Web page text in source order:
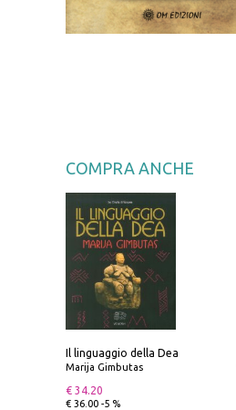
COMPRA ANCHE
Il linguaggio della Dea
Marija Gimbutas
€ 34.20
€ 36.00 -5 %